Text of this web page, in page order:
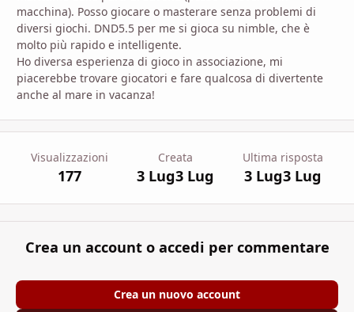
macchina). Posso giocare o masterare senza problemi di
diversi giochi. DND5.5 per me si gioca su nimble, che è
molto più rapido e intelligente.
Ho diversa esperienza di gioco in associazione, mi
piacerebbe trovare giocatori e fare qualcosa di divertente
anche al mare in vacanza!
Visualizzazioni
177
Creata
3 Lug3 Lug
Ultima risposta
3 Lug3 Lug
Crea un account o accedi per commentare
Crea un nuovo account